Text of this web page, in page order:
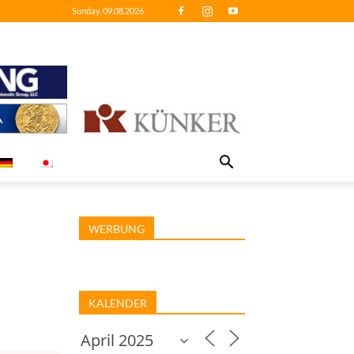
Sunday, 09.08.2026
WERBUNG
KALENDER